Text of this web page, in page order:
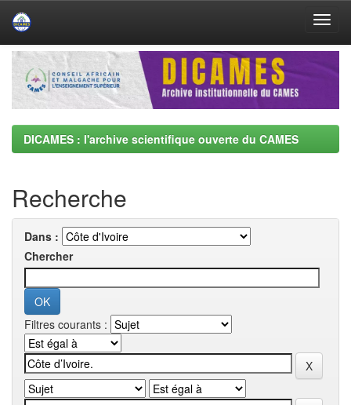
Skip
navigation
DICAMES : l'archive scientifique ouverte du CAMES
Recherche
Dans :
Chercher
Filtres courants :